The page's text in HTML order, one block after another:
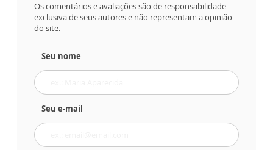
Os comentários e avaliações são de responsabilidade
exclusiva de seus autores e não representam a opinião
do site.
Seu nome
Seu e-mail